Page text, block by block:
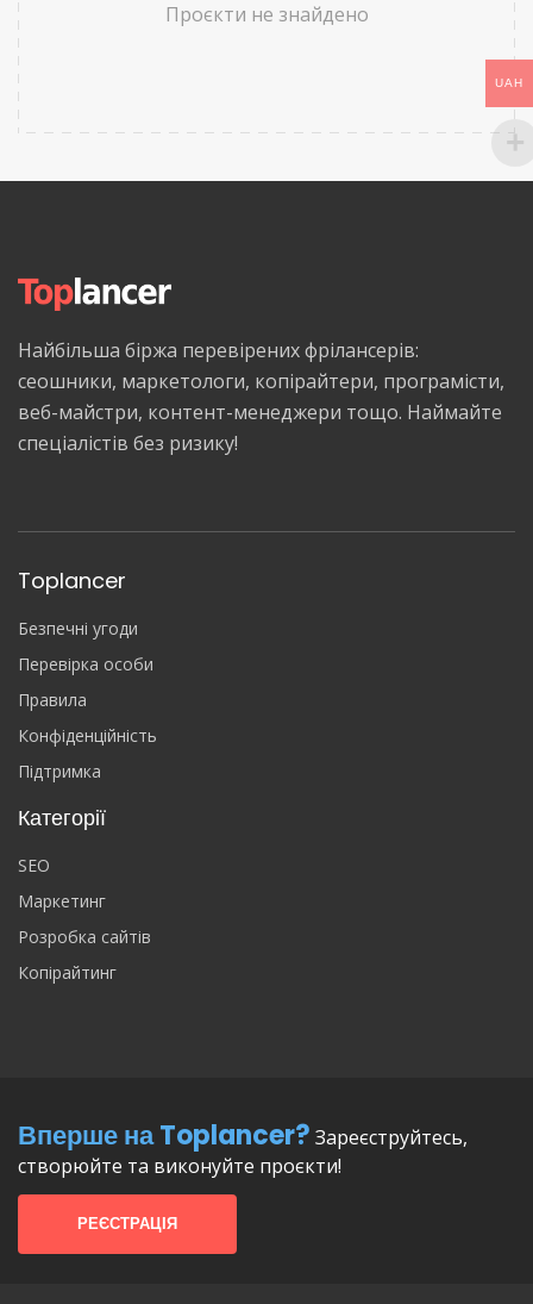
Проєкти не знайдено
Найбільша біржа перевірених фрілансерів:
сеошники, маркетологи, копірайтери, програмісти,
веб-майстри, контент-менеджери тощо. Наймайте
спеціалістів без ризику!
Toplancer
Безпечні угоди
Перевірка особи
Правила
Конфіденційність
Підтримка
Категорії
SEO
Маркетинг
Розробка сайтів
Копірайтинг
Вперше на Toplancer? Зареєструйтесь,
створюйте та виконуйте проєкти!
РЕЄСТРАЦІЯ
UAH